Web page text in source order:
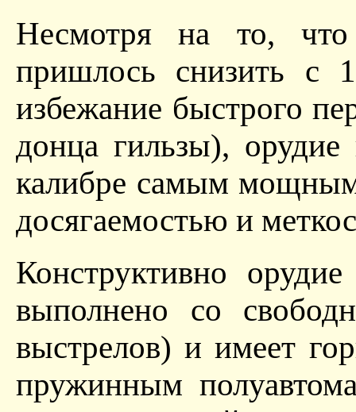
Несмотря на то, что
пришлось снизить
избежание быстрого
донца гильзы), орудие
калибре самым
досягаемостью и
Конструктивно
выполнено со
выстрелов) и имеет
пружинным